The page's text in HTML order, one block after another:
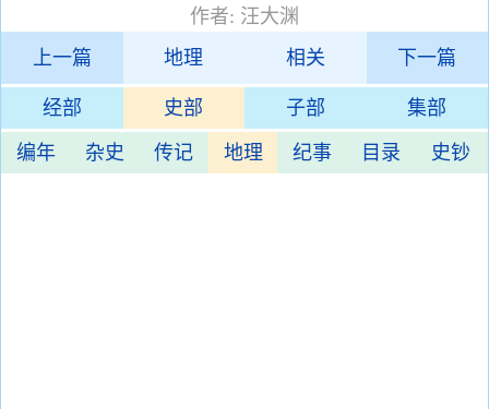
作者: 汪大渊
上一篇
地理 相关 下一篇
经部 史部 子部 集部
编年 杂史 传记 地理 纪事 目录 史钞